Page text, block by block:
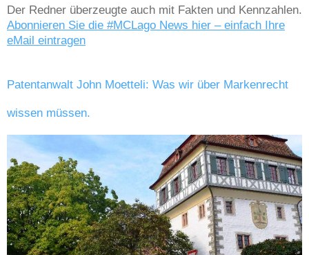
Der Redner überzeugte auch mit Fakten und Kennzahlen.
Abonnieren Sie die #MCLago News hier – einfach Ihre
eMail eintragen
Patentanwalt John Moetteli: Was wir über Markenrecht
wissen müssen.